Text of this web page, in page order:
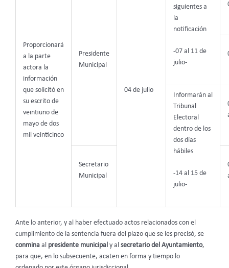
Proporcionará
a la parte
actora la
información
que solicitó en
su escrito de
veintiuno de
mayo de dos
mil veinticinco
Presidente
Municipal
04 de julio
siguientes a
la
notificación
-07 al 11 de
julio-
Informarán al
Tribunal
Electoral
dentro de los
dos días
hábiles
-14 al 15 de
julio-
Secretario
Municipal
Ante lo anterior, y al haber efectuado actos relacionados con el
cumplimiento de la sentencia fuera del plazo que se les precisó, se
conmina al presidente municipal y al secretario del Ayuntamiento,
para que, en lo subsecuente, acaten en forma y tiempo lo